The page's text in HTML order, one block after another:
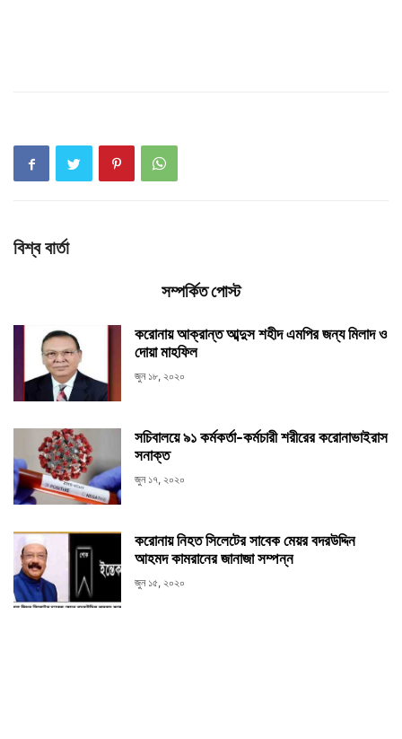
বিশ্ব বার্তা
সম্পর্কিত পোস্ট
করোনায় আক্রান্ত আব্দুস শহীদ এমপির জন্য মিলাদ ও
দোয়া মাহফিল
জুন ১৮, ২০২০
সচিবালয়ে ৯১ কর্মকর্তা-কর্মচারী শরীরের করোনাভাইরাস
সনাক্ত
জুন ১৭, ২০২০
করোনায় নিহত সিলেটের সাবেক মেয়র বদরউদ্দিন
আহমদ কামরানের জানাজা সম্পন্ন
জুন ১৫, ২০২০